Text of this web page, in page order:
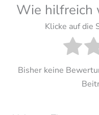
Wie hilfreich
Klicke auf die
Bisher keine